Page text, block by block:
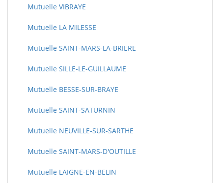
Mutuelle VIBRAYE
Mutuelle LA MILESSE
Mutuelle SAINT-MARS-LA-BRIERE
Mutuelle SILLE-LE-GUILLAUME
Mutuelle BESSE-SUR-BRAYE
Mutuelle SAINT-SATURNIN
Mutuelle NEUVILLE-SUR-SARTHE
Mutuelle SAINT-MARS-D'OUTILLE
Mutuelle LAIGNE-EN-BELIN